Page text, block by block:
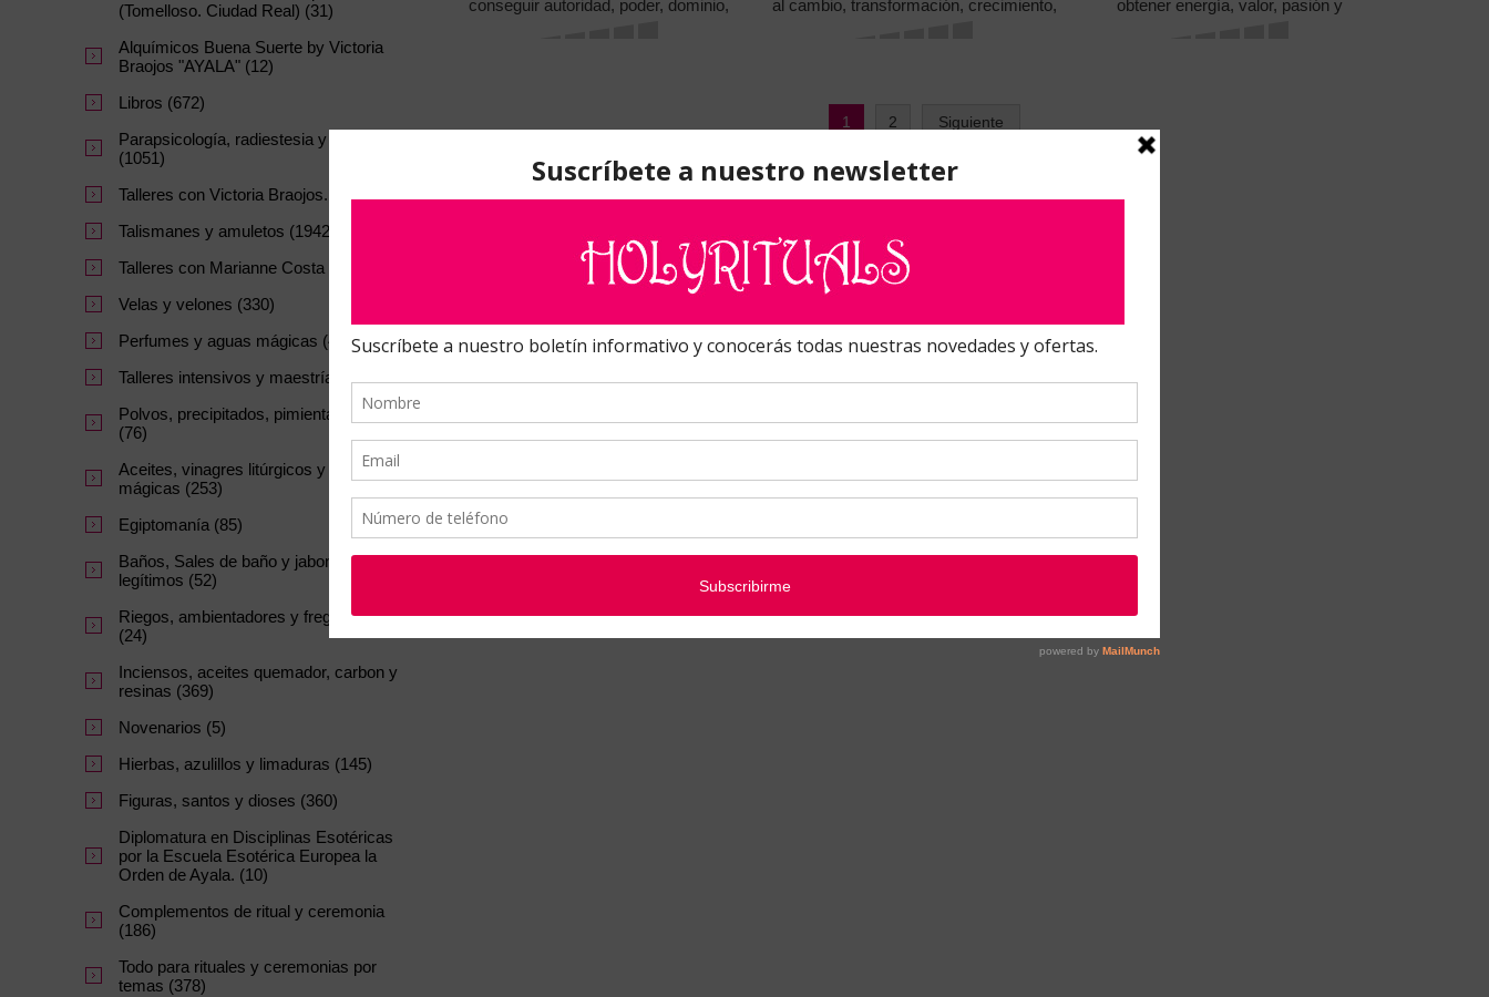
conseguir autoridad, poder, dominio,
al cambio, transformación, crecimiento,
obtener energía, valor, pasión y
1 2 Siguiente
(Tomelloso. Ciudad Real) (31)
Alquímicos Buena Suerte by Victoria
Braojos "AYALA" (12)
Libros (672)
Parapsicología, radiestesia y Minerales
(1051)
Talleres con Victoria Braojos. (10)
Talismanes y amuletos (1942)
Talleres con Marianne Costa (27)
Velas y velones (330)
Perfumes y aguas mágicas (47)
Talleres intensivos y maestrías. (64)
Polvos, precipitados, pimientas y sales
(76)
Aceites, vinagres litúrgicos y tintas
mágicas (253)
Egiptomanía (85)
Baños, Sales de baño y jabones
legítimos (52)
Riegos, ambientadores y fregasuelos
(24)
Inciensos, aceites quemador, carbon y
resinas (369)
Novenarios (5)
Hierbas, azulillos y limaduras (145)
Figuras, santos y dioses (360)
Diplomatura en Disciplinas Esotéricas
por la Escuela Esotérica Europea la
Orden de Ayala. (10)
Complementos de ritual y ceremonia
(186)
Todo para rituales y ceremonias por
temas (378)